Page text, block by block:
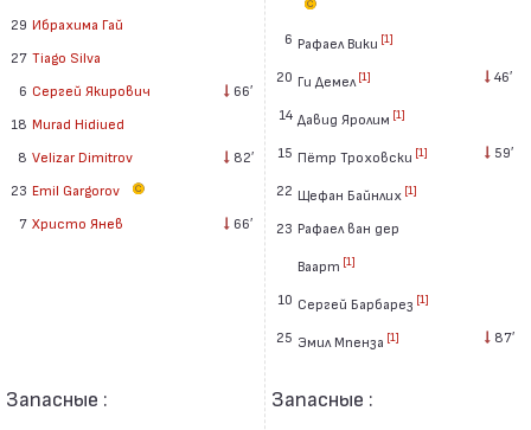
29 Ибрахима Гай
27 Tiago Silva
6 Сергей Якирович
66′
18 Murad Hidiued
8 Velizar Dimitrov
82′
23 Emil Gargorov
7 Христо Янев 66′
Запасные :
6 Рафаел Вики [1]
20 Ги Демел [1] 46′
14 Давид Яролим [1]
15 Пётр Троховски [1] 59′
22 Щефан Байнлих [1]
23 Рафаел ван дер
Ваарт [1]
10 Сергей Барбарез [1]
25 Эмил Мпенза [1] 87′
Запасные :